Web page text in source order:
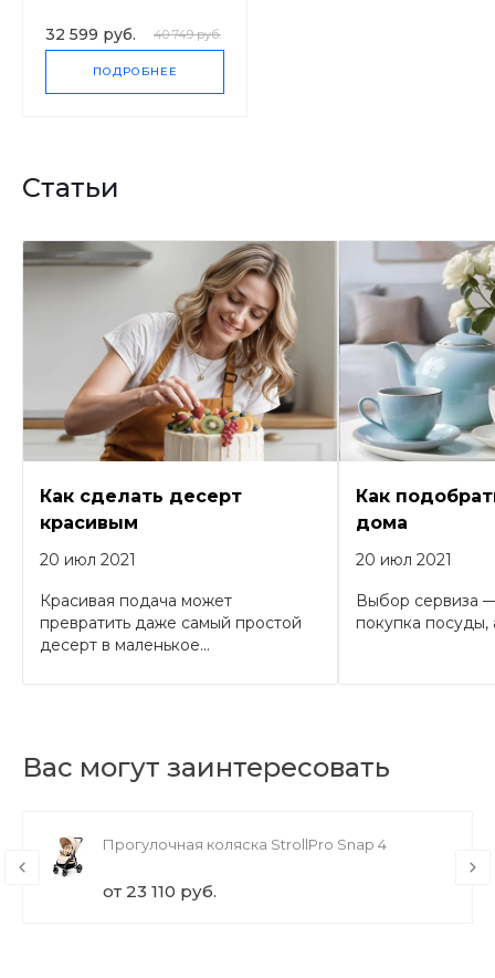
32 599 руб. 40 749 руб.
ПОДРОБНЕЕ
Статьи
Как сделать десерт
красивым
20 июл 2021
Красивая подача может
превратить даже самый простой
десерт в маленькое...
Как
дома
20 июл 2021
Выбор сервиза
покупка посуды,
Вас могут заинтересовать
Прогулочная коляска StrollPro Snap 4
от 23 110 руб.